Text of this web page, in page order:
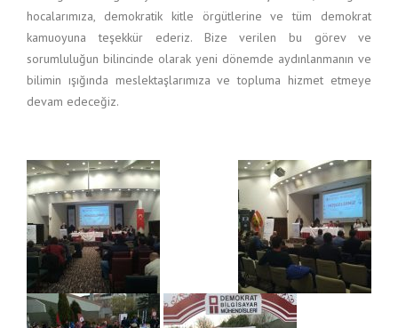
hocalarımıza, demokratik kitle örgütlerine ve tüm demokrat
kamuoyuna teşekkür ederiz. Bize verilen bu görev ve
sorumluluğun bilincinde olarak yeni dönemde aydınlanmanın ve
bilimin ışığında meslektaşlarımıza ve topluma hizmet etmeye
devam edeceğiz.